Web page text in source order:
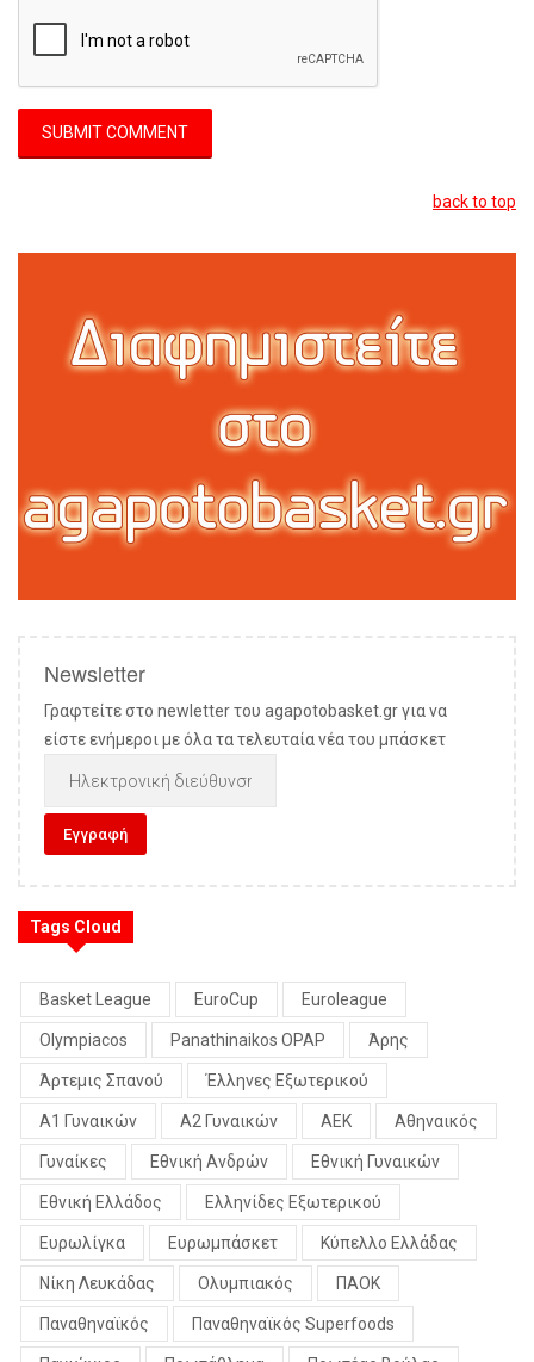
back to top
Newsletter
Γραφτείτε στο newletter του agapotobasket.gr για να
είστε ενήμεροι με όλα τα τελευταία νέα του μπάσκετ
Tags Cloud
Basket League EuroCup Euroleague
Olympiacos Panathinaikos OPAP Άρης
Άρτεμις Σπανού Έλληνες Εξωτερικού
Α1 Γυναικών Α2 Γυναικών ΑΕΚ Αθηναικός
Γυναίκες Εθνική Ανδρών Εθνική Γυναικών
Εθνική Ελλάδος Ελληνίδες Εξωτερικού
Ευρωλίγκα Ευρωμπάσκετ Κύπελλο Ελλάδας
Νίκη Λευκάδας Ολυμπιακός ΠΑΟΚ
Παναθηναϊκός Παναθηναϊκός Superfoods